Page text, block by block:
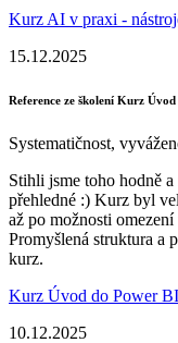
Kurz AI v praxi -
15.12.2025
Reference ze školení Kurz
Systematičnost,
Stihli jsme toho hodně
přehledné :) Kurz byl
až po možnosti
Promyšlená struktura a
kurz.
Kurz Úvod do Power
10.12.2025